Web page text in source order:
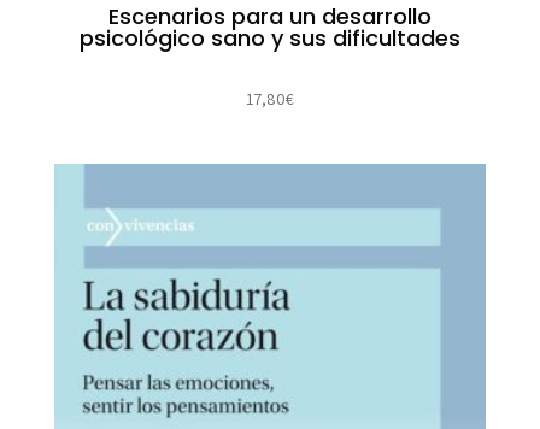
Escenarios para un desarrollo
psicológico sano y sus dificultades
17,80€